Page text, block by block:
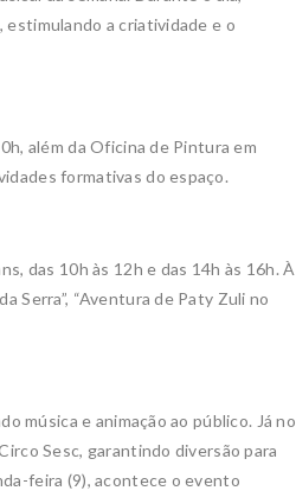
estimulando a criatividade e o
além da Oficina de Pintura em
formativas do espaço.
das 10h às 12h e das 14h às 16h. À
Serra”, “Aventura de Paty Zuli no
música e animação ao público. Já no
Sesc, garantindo diversão para
feira (9), acontece o evento